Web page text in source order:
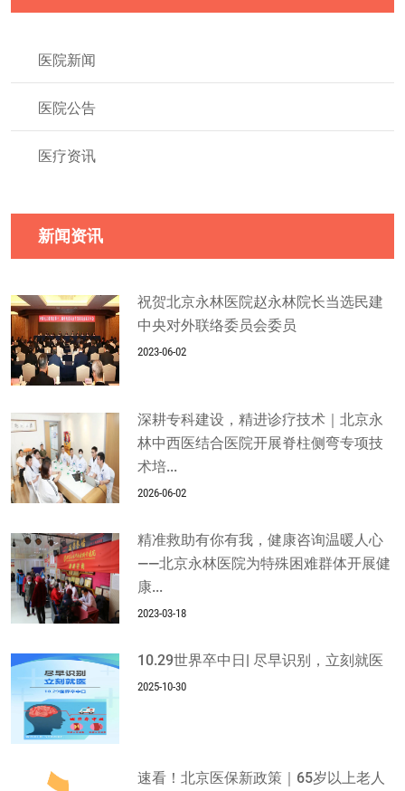
医院新闻
医院公告
医疗资讯
新闻资讯
祝贺北京永林医院赵永林院长当选民建
中央对外联络委员会委员
2023-06-02
深耕专科建设，精进诊疗技术｜北京永
林中西医结合医院开展脊柱侧弯专项技
术培...
2026-06-02
精准救助有你有我，健康咨询温暖人心
——北京永林医院为特殊困难群体开展健
康...
2023-03-18
10.29世界卒中日| 尽早识别，立刻就医
2025-10-30
速看！北京医保新政策｜65岁以上老人